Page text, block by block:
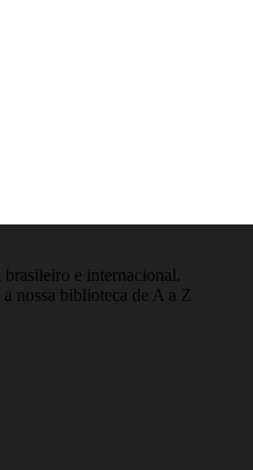
e internacional.
nossa biblioteca de A a Z